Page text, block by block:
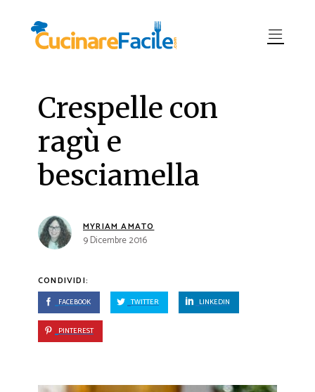
Crespelle con
ragù e
besciamella
MYRIAM AMATO
9 Dicembre 2016
CONDIVIDI:
FACEBOOK TWITTER LINKEDIN
PINTEREST